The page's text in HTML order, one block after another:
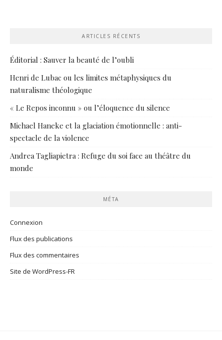
ARTICLES RÉCENTS
Éditorial : Sauver la beauté de l’oubli
Henri de Lubac ou les limites métaphysiques du
naturalisme théologique
« Le Repos inconnu » ou l’éloquence du silence
Michael Haneke et la glaciation émotionnelle : anti-
spectacle de la violence
Andrea Tagliapietra : Refuge du soi face au théâtre du
monde
MÉTA
Connexion
Flux des publications
Flux des commentaires
Site de WordPress-FR